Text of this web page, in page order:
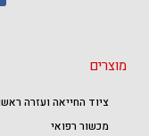
מוצרים
ציוד החייאה ועזרה
מכשור רפואי